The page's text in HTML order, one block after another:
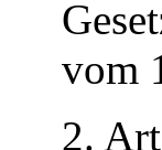
vom
2.